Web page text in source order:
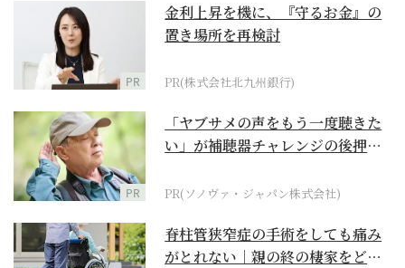
PR
金利上昇を機に、『守るお金』の
置き場所を再検討
PR(株式会社北九州銀行)
PR
「ヤブサメの声をもう一度聴きた
い」が補聴器チャレンジの後押し
PR(ソノヴァ・ジャパン株式会社)
脊柱管狭窄症の手術をしても痛み
がとれない｜親の終の棲家をどう